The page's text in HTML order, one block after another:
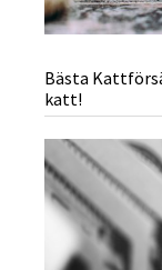
Bästa
katt!